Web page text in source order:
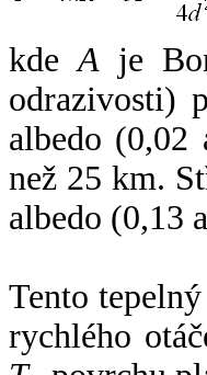
kdeA je
odrazivosti)
albedo (0,02
než 25 km.
albedo (0,13
Tento
rychlého